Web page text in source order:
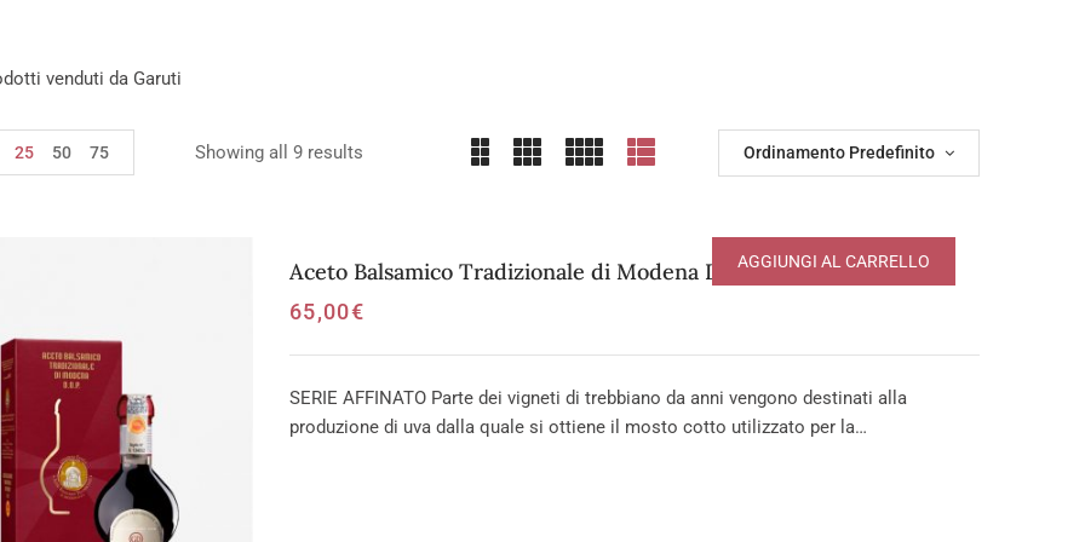
venduti da Garuti
Showing all 9 results Ordinamento Predefinito
25 50 75
Aceto Balsamico Tradizionale di Modena DOP – serie Affinato
65,00€
AGGIUNGI AL CARRELLO
SERIE AFFINATO Parte dei vigneti di trebbiano da anni vengono destinati alla
produzione di uva dalla quale si ottiene il mosto cotto utilizzato per la…